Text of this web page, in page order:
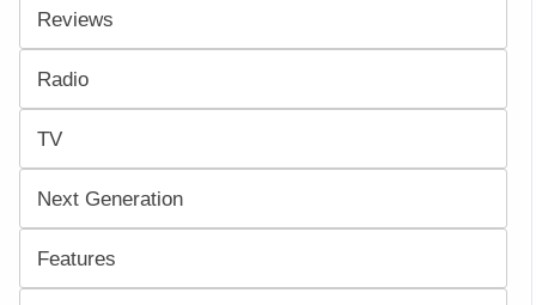
Reviews
Radio
TV
Next Generation
Features